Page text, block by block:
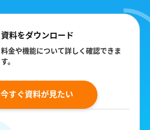
資料をダウンロード
料金や機能について詳しく確認できま
す。
今すぐ資料が見たい